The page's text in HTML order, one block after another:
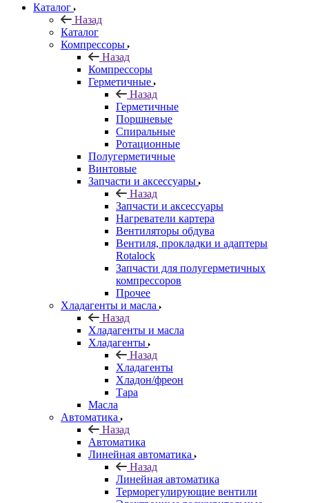
Каталог
Назад
Каталог
Компрессоры
Назад
Компрессоры
Герметичные
Назад
Герметичные
Поршневые
Спиральные
Ротационные
Полугерметичные
Винтовые
Запчасти и аксессуары
Назад
Запчасти и аксессуары
Нагреватели картера
Вентиляторы обдува
Вентиля, прокладки и адаптеры
Rotalock
Запчасти для полугерметичных
компрессоров
Прочее
Хладагенты и масла
Назад
Хладагенты и масла
Хладагенты
Назад
Хладагенты
Хладон/фреон
Тара
Масла
Автоматика
Назад
Автоматика
Линейная автоматика
Назад
Линейная автоматика
Терморегулирующие вентили